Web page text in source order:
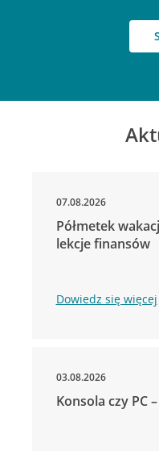
07.08.2026
Półmetek
lekcje finansów
Dowiedz się więcej
03.08.2026
Konsola czy PC